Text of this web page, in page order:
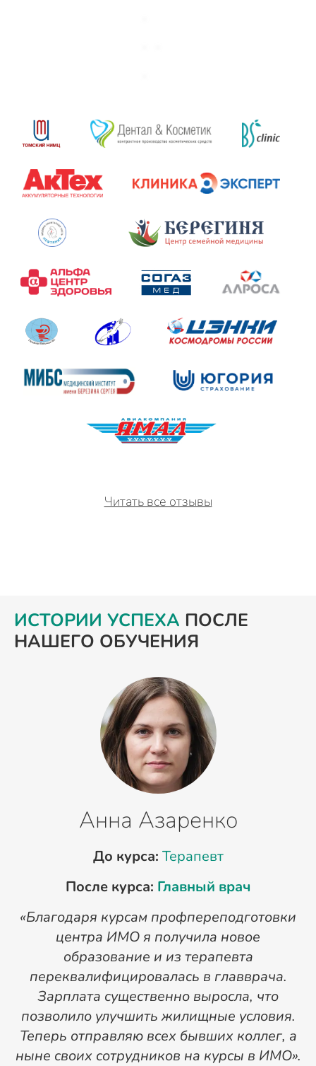
Читать все отзывы
ИСТОРИИ УСПЕХА ПОСЛЕ
НАШЕГО ОБУЧЕНИЯ
Анна Азаренко
До курса: Терапевт
После курса: Главный врач
«Благодаря курсам профпереподготовки
центра ИМО я получила новое
образование и из терапевта
переквалифицировалась в главврача.
Зарплата существенно выросла, что
позволило улучшить жилищные условия.
Теперь отправляю всех бывших коллег, а
ныне своих сотрудников на курсы в ИМО».